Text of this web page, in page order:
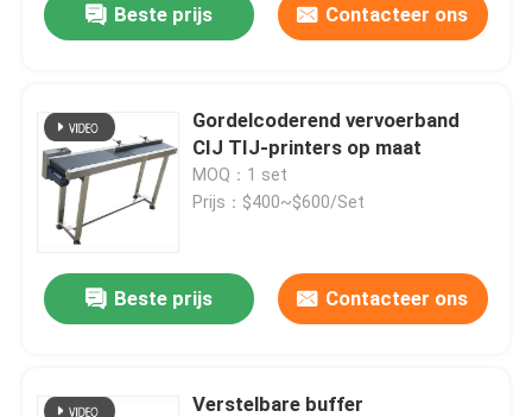
Over ons
Kwaliteitscontrole
Neem contact met ons op
Nieuws
Gevallen
Beste prijs Contacteer ons
Gordelcoderend vervoerband
CIJ TIJ-printers op maat
MOQ：1 set
Prijs：$400~$600/Set
Beste prijs Contacteer ons
Verstelbare buffer